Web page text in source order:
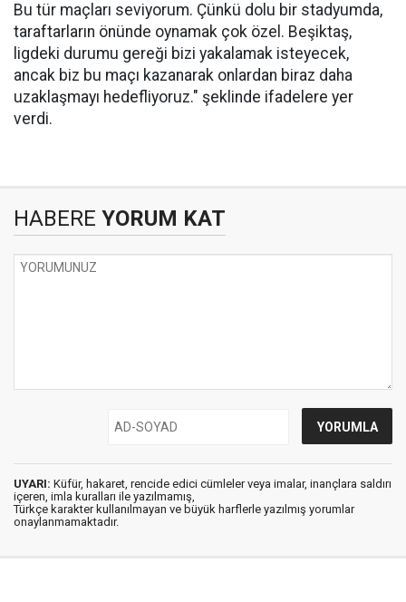
Bu tür maçları seviyorum. Çünkü dolu bir stadyumda,
taraftarların önünde oynamak çok özel. Beşiktaş,
ligdeki durumu gereği bizi yakalamak isteyecek,
ancak biz bu maçı kazanarak onlardan biraz daha
uzaklaşmayı hedefliyoruz." şeklinde ifadelere yer
verdi.
HABERE YORUM KAT
UYARI: Küfür, hakaret, rencide edici cümleler veya imalar, inançlara saldırı
içeren, imla kuralları ile yazılmamış,
Türkçe karakter kullanılmayan ve büyük harflerle yazılmış yorumlar
onaylanmamaktadır.